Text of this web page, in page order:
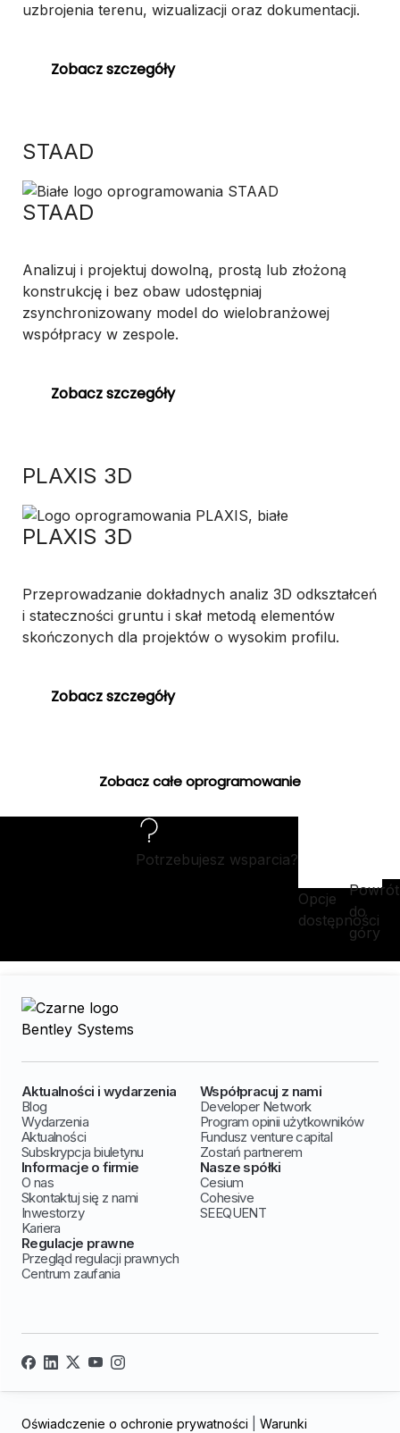
uzbrojenia terenu, wizualizacji oraz dokumentacji.
Zobacz szczegóły
STAAD
STAAD
Analizuj i projektuj dowolną, prostą lub złożoną
konstrukcję i bez obaw udostępniaj
zsynchronizowany model do wielobranżowej
współpracy w zespole.
Zobacz szczegóły
PLAXIS 3D
PLAXIS 3D
Przeprowadzanie dokładnych analiz 3D odkształceń
i stateczności gruntu i skał metodą elementów
skończonych dla projektów o wysokim profilu.
Zobacz szczegóły
Zobacz całe oprogramowanie
Potrzebujesz wsparcia?
Opcje
dostępności
Powrót
do
góry
Aktualności i wydarzenia
Blog
Wydarzenia
Aktualności
Subskrypcja biuletynu
Współpracuj z nami
Developer Network
Program opinii użytkowników
Fundusz venture capital
Zostań partnerem
Informacje o firmie
O nas
Skontaktuj się z nami
Inwestorzy
Kariera
Nasze spółki
Cesium
Cohesive
SEEQUENT
Regulacje prawne
Przegląd regulacji prawnych
Centrum zaufania
Oświadczenie o ochronie prywatności
Warunki